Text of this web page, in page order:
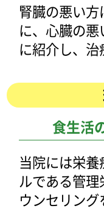
腎臓の悪い
に、心臓の
に紹介し、治
食生活
当院には栄
ルである管
ウンセリング